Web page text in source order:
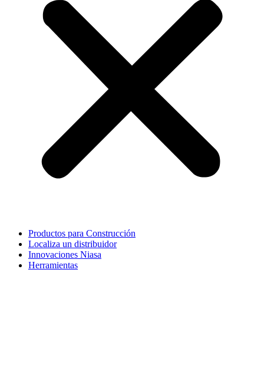
Productos para Construcción
Localiza un distribuidor
Innovaciones Niasa
Herramientas